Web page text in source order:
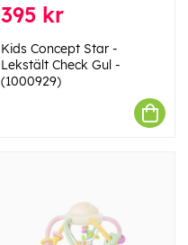
395 kr
Kids Concept Star -
Lekstält Check Gul -
(1000929)